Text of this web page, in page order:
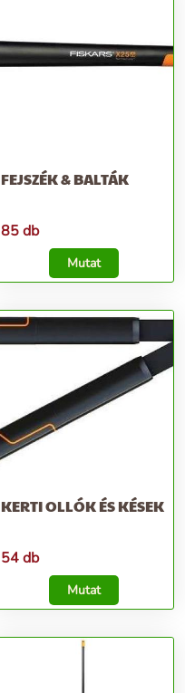
FEJSZÉK & BALTÁK
85 db
Mutat
KERTI OLLÓK ÉS KÉSEK
54 db
Mutat